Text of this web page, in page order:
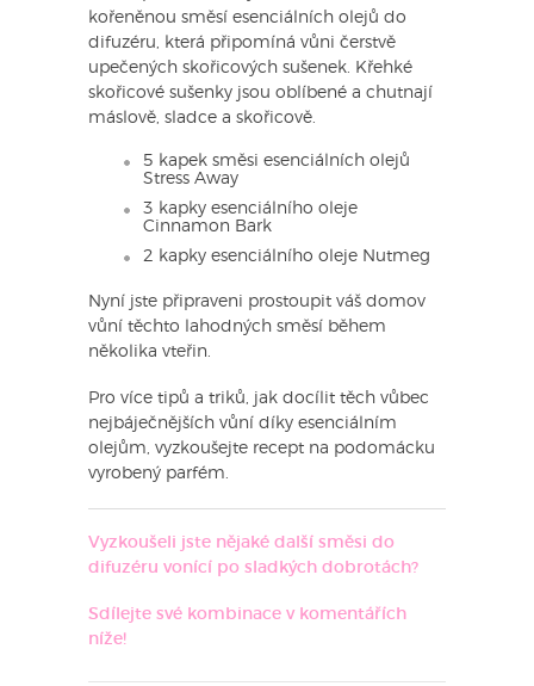
kořeněnou směsí esenciálních olejů do
difuzéru, která připomíná vůni čerstvě
upečených skořicových sušenek. Křehké
skořicové sušenky jsou oblíbené a chutnají
máslově, sladce a skořicově.
5 kapek směsi esenciálních olejů
Stress Away
3 kapky esenciálního oleje
Cinnamon Bark
2 kapky esenciálního oleje Nutmeg
Nyní jste připraveni prostoupit váš domov
vůní těchto lahodných směsí během
několika vteřin.
Pro více tipů a triků, jak docílit těch vůbec
nejbáječnějších vůní díky esenciálním
olejům, vyzkoušejte recept na podomácku
vyrobený parfém.
Vyzkoušeli jste nějaké další směsi do
difuzéru vonící po sladkých dobrotách?
Sdílejte své kombinace v komentářích
níže!